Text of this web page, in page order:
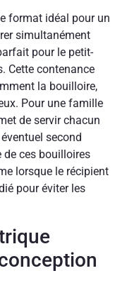
format idéal pour un
simultanément
pour le petit-
Cette contenance
la bouilloire,
Pour une famille
de servir chacun
second
de ces bouilloires
lorsque le récipient
pour éviter les